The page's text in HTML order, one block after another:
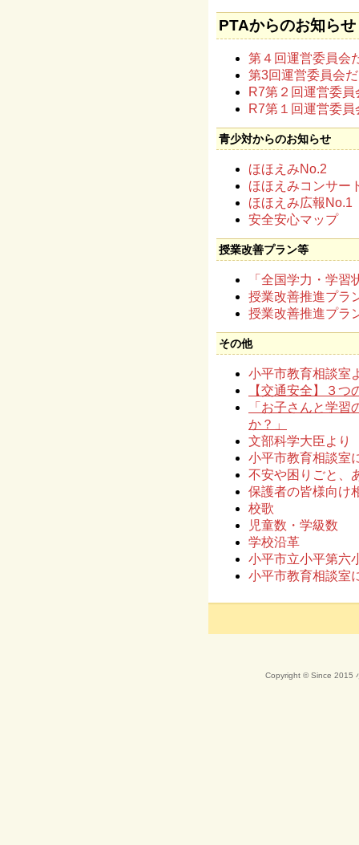
PTAからのお知らせ
第４回運営委員会
第3回運営委員会
R7第２回運営委員
R7第１回運営委員
青少対からのお知らせ
ほほえみNo.2
ほほえみコンサー
ほほえみ広報No.1
安全安心マップ
授業改善プラン等
「全国学力・学習
授業改善推進プラ
授業改善推進プ
その他
小平市教育相談室
【交通安全】３つ
「お子さんと学
か？」
文部科学大臣より
小平市教育相談室
不安や困りごと、
保護者の皆様向け
校歌
児童数・学級数
学校沿革
小平市立小平第
小平市教育相談室
Copyright © Since 2015